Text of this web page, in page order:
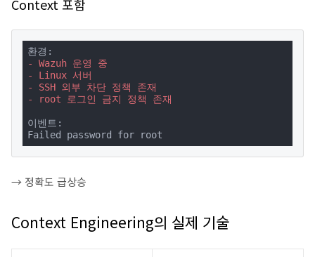
Context 포함
- Wazuh 운영 중
- Linux 서버
- SSH 외부 차단 정책 존재
- root 로그인 금지 정책 존재
이벤트:
Failed password for root
→ 정확도 급상승
Context Engineering의 실제 기술